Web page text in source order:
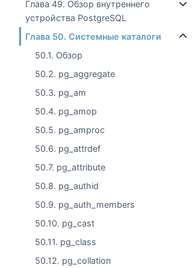
Глава 49. Обзор внутреннего
устройства PostgreSQL
Глава 50. Системные каталоги
50.1. Обзор
50.2. pg_aggregate
50.3. pg_am
50.4. pg_amop
50.5. pg_amproc
50.6. pg_attrdef
50.7. pg_attribute
50.8. pg_authid
50.9. pg_auth_members
50.10. pg_cast
50.11. pg_class
50.12. pg_collation